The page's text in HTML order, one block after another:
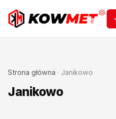
Strona główna · Janikowo
Janikowo